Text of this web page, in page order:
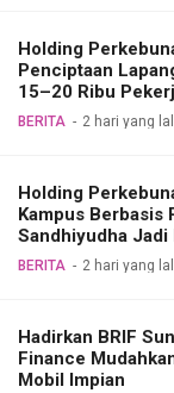
Holding
Penciptaan
15–20 Ribu
BERITA 2 hari yang
Holding
Kampus Berbasis
Sandhiyudha Jadi
Pertama Magister
BERITA 2 hari yang
Hadirkan BRIF
Finance
Mobil Impian